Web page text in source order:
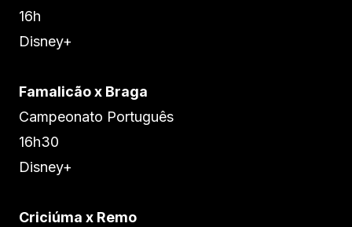
16h
Disney+
Famalicão x Braga
Campeonato Português
16h30
Disney+
Criciúma x Remo